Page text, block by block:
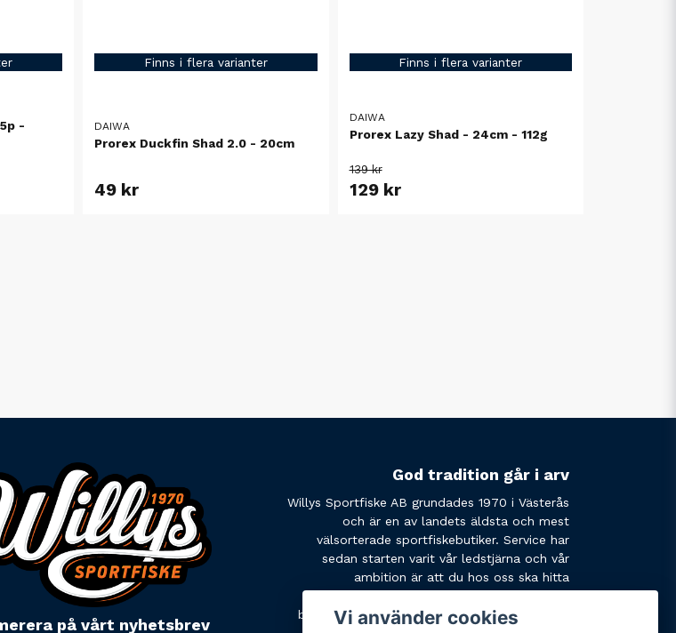
-
Finns i flera varianter
DAIWA
Prorex Duckfin Shad 2.0 - 20cm
49 kr
Finns i flera varianter
DAIWA
Prorex Lazy Shad - 24cm - 112g
139 kr
129 kr
på vårt nyhetsbrev
God tradition går i arv
Willys Sportfiske AB grundades 1970 i Västerås
och är en av landets äldsta och mest
välsorterade sportfiskebutiker. Service har
sedan starten varit vår ledstjärna och vår
ambition är att du hos oss ska hitta
behöver. Tveka inte att slå oss en signal eller
Vi använder cookies